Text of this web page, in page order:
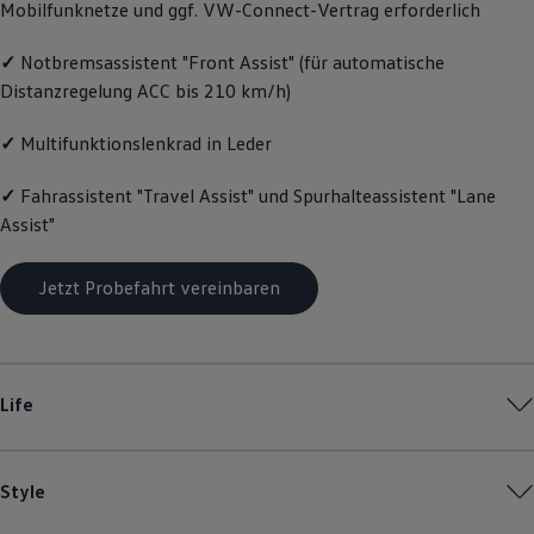
Magazin
Transport
Familie
Pannen- und Unfallhilfe
Mobilfunknetze und ggf. VW-Connect-Vertrag erforderlich
✓ Notbremsassistent "Front Assist" (für automatische
Distanzregelung ACC bis 210 km/h)
✓ Multifunktionslenkrad in Leder
✓ Fahrassistent "Travel Assist" und Spurhalteassistent "Lane
Assist"
Jetzt Probefahrt vereinbaren
Life
Style